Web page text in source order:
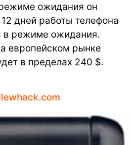
ожидания он
дней работы телефона
в режиме ожидания.
европейском рынке
в пределах 240 $.